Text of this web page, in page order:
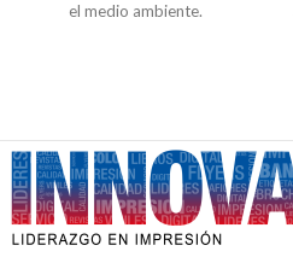
el medio ambiente.
diámetro